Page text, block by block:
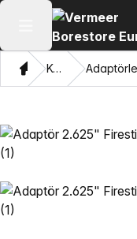
Ana menüyü aç
Ev Katalog